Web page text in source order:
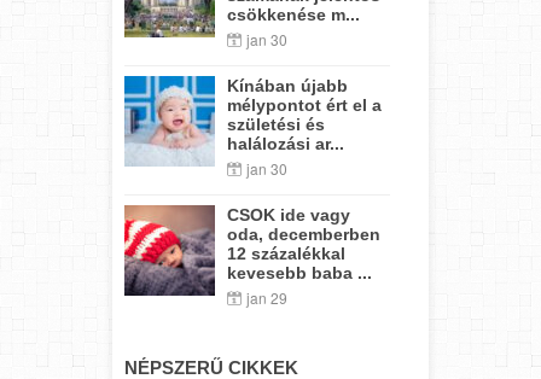
csökkenése m...
jan 30
Kínában újabb
mélypontot ért el a
születési és
halálozási ar...
jan 30
CSOK ide vagy
oda, decemberben
12 százalékkal
kevesebb baba ...
jan 29
NÉPSZERŰ CIKKEK